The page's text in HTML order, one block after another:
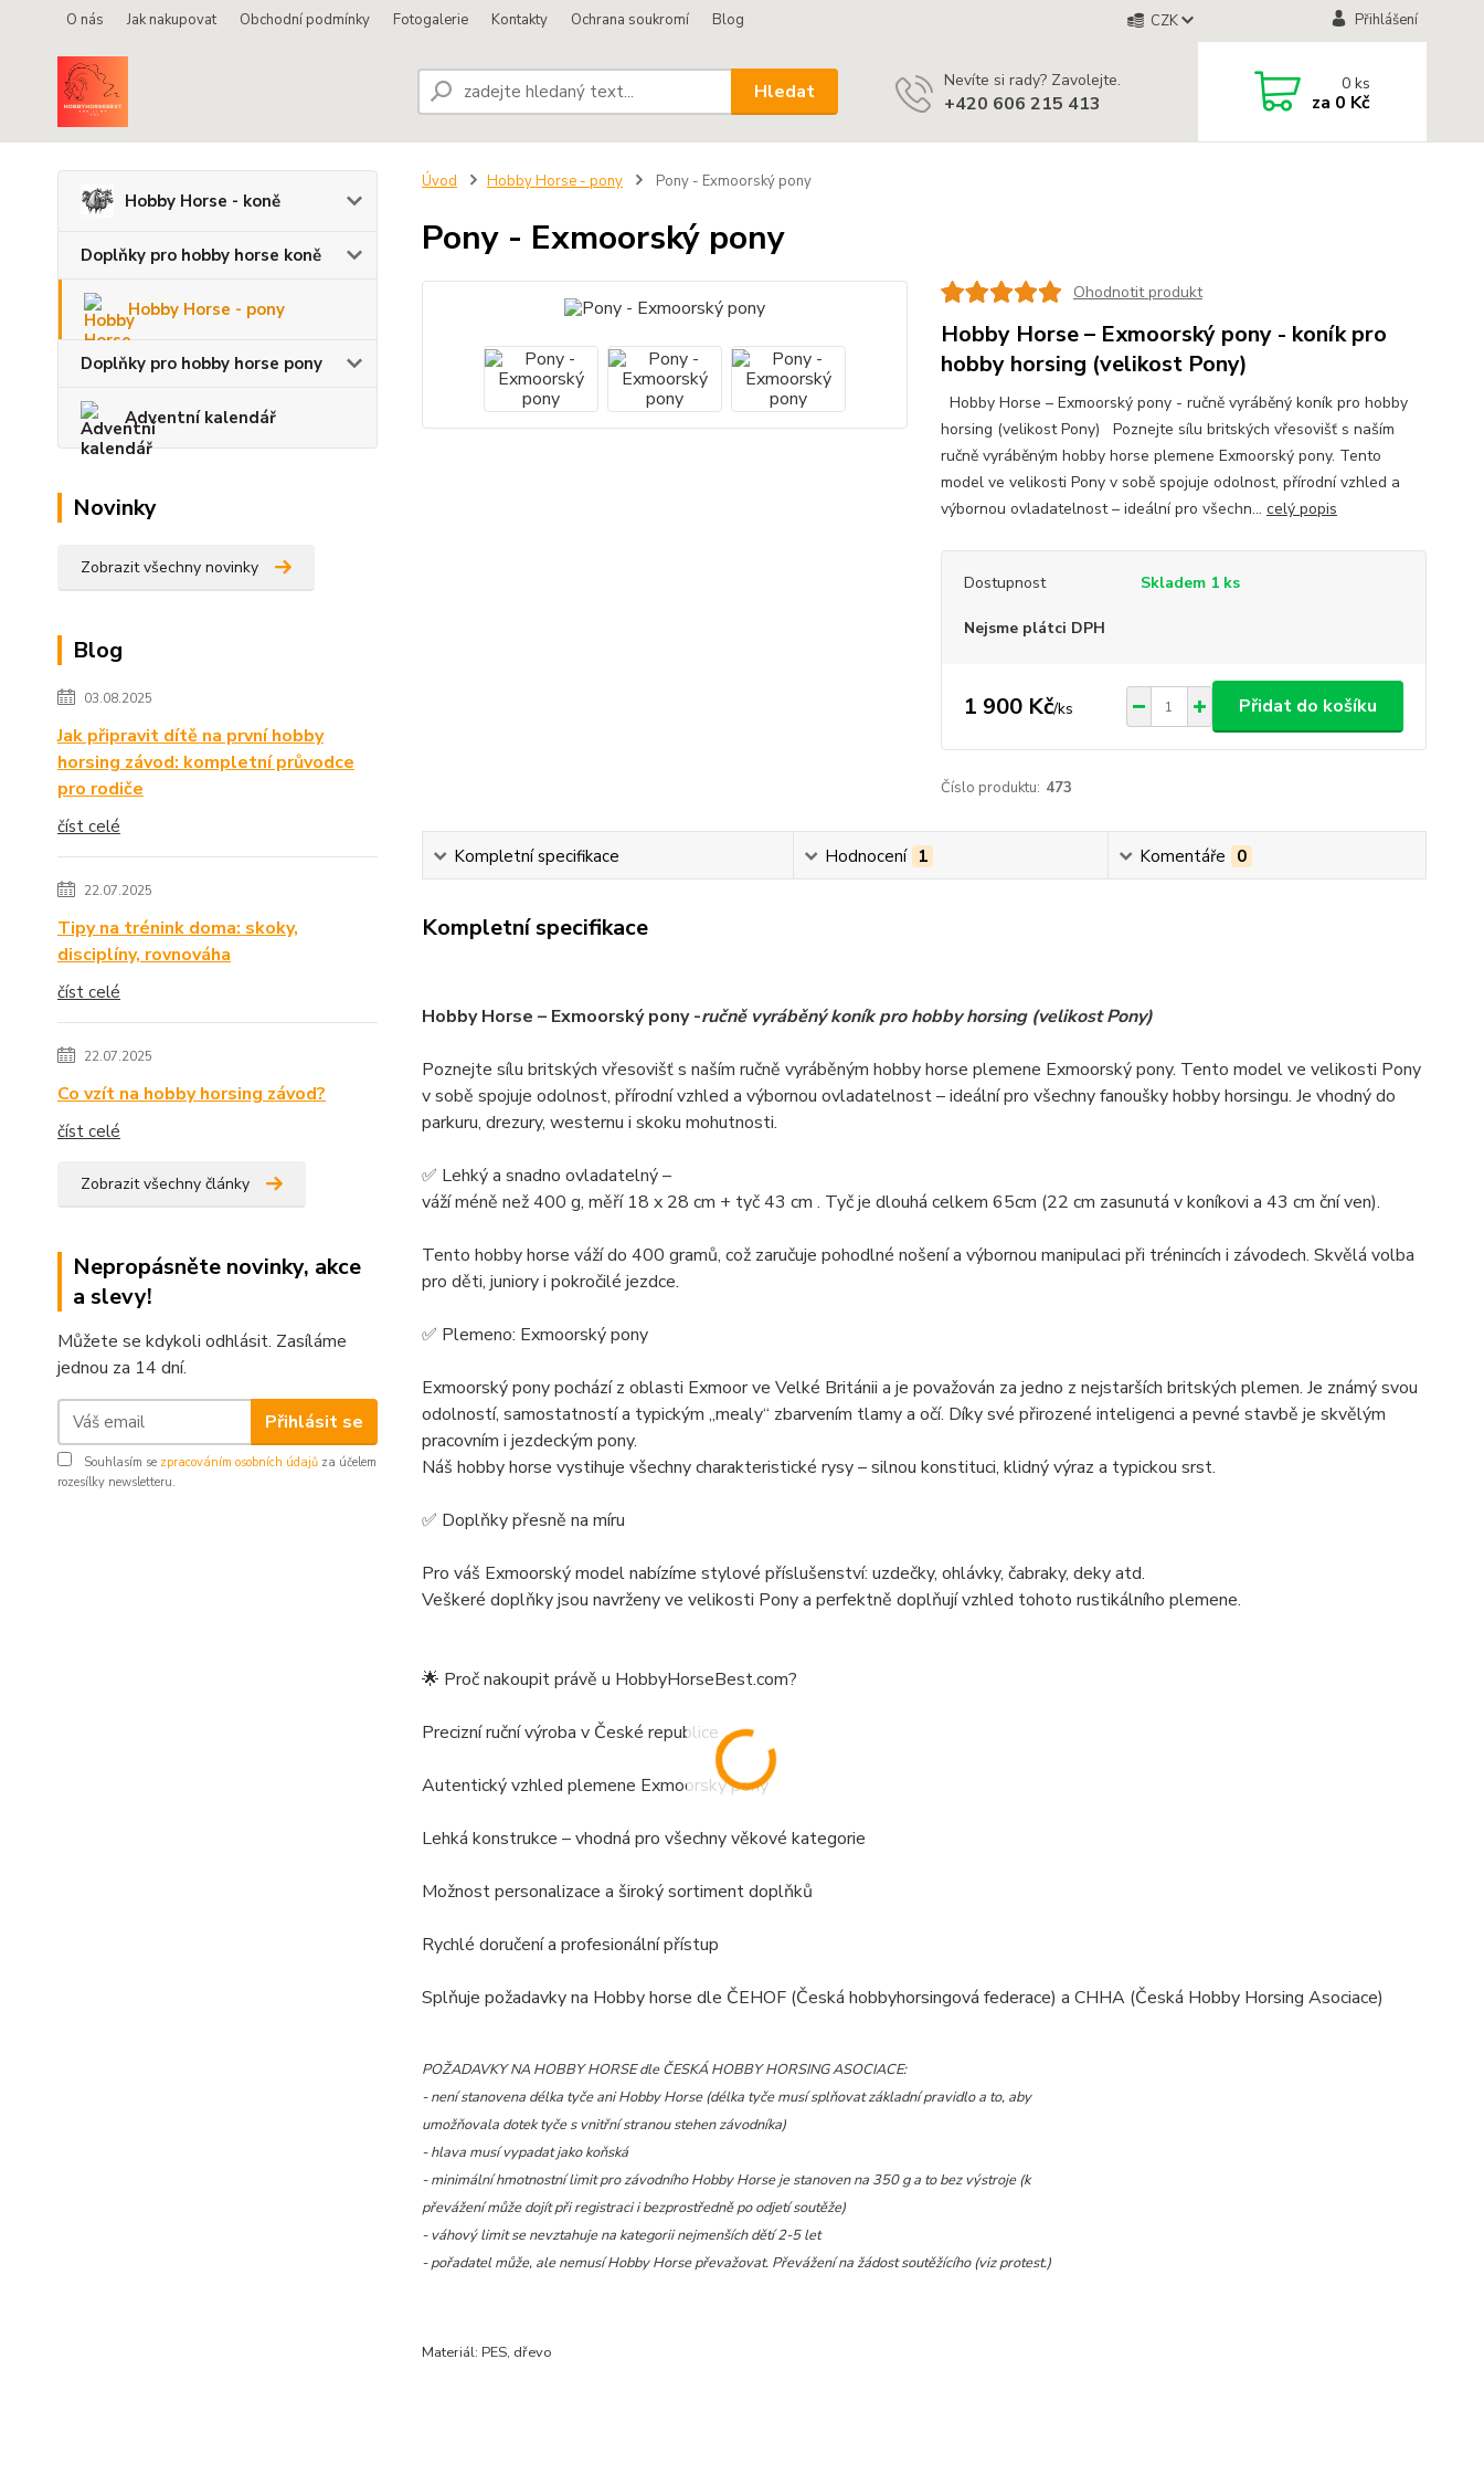
O nás Jak nakupovat Obchodní podmínky Fotogalerie Kontakty Ochrana soukromí Blog CZK Přihlášení
Hledat Nevíte si rady? Zavolejte.
+420 606 215 413
0ks
za 0 Kč
Hobby Horse - koně
Doplňky pro hobby horse koně
Hobby Horse - pony
Doplňky pro hobby horse pony
Adventní kalendář
Novinky
Zobrazit všechny novinky
Blog
03.08.2025
Jak připravit dítě na první hobby
horsing závod: kompletní průvodce
pro rodiče
číst celé
22.07.2025
Tipy na trénink doma: skoky,
disciplíny, rovnováha
číst celé
22.07.2025
Co vzít na hobby horsing závod?
číst celé
Zobrazit všechny články
Nepropásněte novinky, akce
a slevy!
Můžete se kdykoli odhlásit. Zasíláme
jednou za 14 dní.
Přihlásit se
Souhlasím se zpracováním osobních údajů za účelem
rozesílky newsletteru.
Úvod Hobby Horse - pony Pony - Exmoorský pony
Pony - Exmoorský pony
Ohodnotit produkt
Hobby Horse – Exmoorský pony - koník pro
hobby horsing (velikost Pony)
Hobby Horse – Exmoorský pony - ručně vyráběný koník pro hobby
horsing (velikost Pony) Poznejte sílu britských vřesovišť s naším
ručně vyráběným hobby horse plemene Exmoorský pony. Tento
model ve velikosti Pony v sobě spojuje odolnost, přírodní vzhled a
výbornou ovladatelnost – ideální pro všechn... celý popis
Dostupnost Skladem 1 ks
Nejsme plátci DPH
1 900 Kč/ks Přidat do košíku
Číslo produktu: 473
Kompletní specifikace Hodnocení 1 Komentáře 0
Kompletní specifikace
Hobby Horse – Exmoorský pony -ručně vyráběný koník pro hobby horsing (velikost Pony)
Poznejte sílu britských vřesovišť s naším ručně vyráběným hobby horse plemene Exmoorský pony. Tento model ve velikosti Pony
v sobě spojuje odolnost, přírodní vzhled a výbornou ovladatelnost – ideální pro všechny fanoušky hobby horsingu. Je vhodný do
parkuru, drezury, westernu i skoku mohutnosti.
✅ Lehký a snadno ovladatelný –
váží méně než 400 g, měří 18 x 28 cm + tyč 43 cm . Tyč je dlouhá celkem 65cm (22 cm zasunutá v koníkovi a 43 cm ční ven).
Tento hobby horse váží do 400 gramů, což zaručuje pohodlné nošení a výbornou manipulaci při trénincích i závodech. Skvělá volba
pro děti, juniory i pokročilé jezdce.
✅ Plemeno: Exmoorský pony
Exmoorský pony pochází z oblasti Exmoor ve Velké Británii a je považován za jedno z nejstarších britských plemen. Je známý svou
odolností, samostatností a typickým „mealy“ zbarvením tlamy a očí. Díky své přirozené inteligenci a pevné stavbě je skvělým
pracovním i jezdeckým pony.
Náš hobby horse vystihuje všechny charakteristické rysy – silnou konstituci, klidný výraz a typickou srst.
✅ Doplňky přesně na míru
Pro váš Exmoorský model nabízíme stylové příslušenství: uzdečky, ohlávky, čabraky, deky atd.
Veškeré doplňky jsou navrženy ve velikosti Pony a perfektně doplňují vzhled tohoto rustikálního plemene.
🌟 Proč nakoupit právě u HobbyHorseBest.com?
Precizní ruční výroba v České republice
Autentický vzhled plemene Exmoorský pony
Lehká konstrukce – vhodná pro všechny věkové kategorie
Možnost personalizace a široký sortiment doplňků
Rychlé doručení a profesionální přístup
Splňuje požadavky na Hobby horse dle ČEHOF (Česká hobbyhorsingová federace) a CHHA (Česká Hobby Horsing Asociace)
POŽADAVKY NA HOBBY HORSE dleČESKÁ HOBBY HORSING ASOCIACE:
- není stanovena délka tyče ani Hobby Horse (délka tyče musí splňovat základní pravidlo a to, aby
umožňovala dotek tyče s vnitřní stranou stehen závodníka)
- hlava musí vypadat jako koňská
- minimální hmotnostní limit pro závodního Hobby Horse je stanoven na 350 g a to bez výstroje (k
převážení může dojít při registraci i bezprostředně po odjetí soutěže)
- váhový limit se nevztahuje na kategorii nejmenších dětí 2-5 let
- pořadatel může, ale nemusí Hobby Horse převažovat. Převážení na žádost soutěžícího (viz protest.)
Materiál: PES, dřevo